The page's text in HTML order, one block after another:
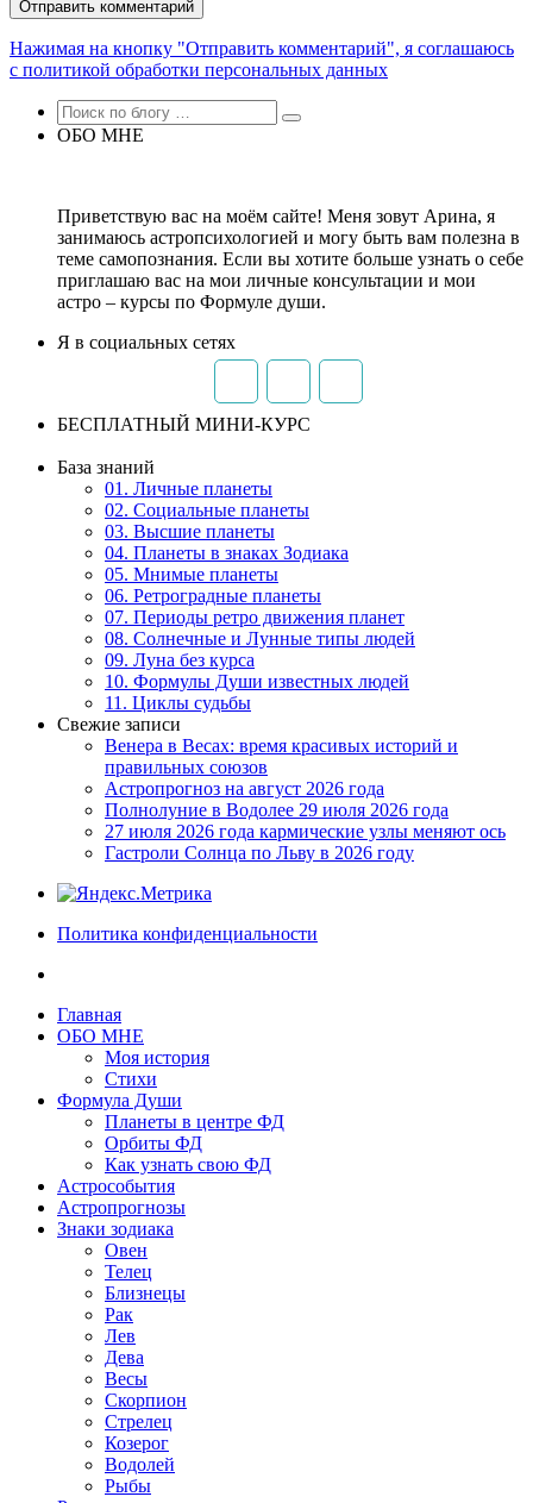
Нажимая на кнопку "Отправить комментарий", я соглашаюсь
с политикой обработки персональных данных
ОБО МНЕ
Приветствую вас на моём сайте! Меня зовут Арина, я
занимаюсь астропсихологией и могу быть вам полезна в
теме самопознания. Если вы хотите больше узнать о себе
приглашаю вас на мои личные консультации и мои
астро – курсы по Формуле души.
Я в социальных сетях
БЕСПЛАТНЫЙ МИНИ-КУРС
База знаний
01. Личные планеты
02. Социальные планеты
03. Высшие планеты
04. Планеты в знаках Зодиака
05. Мнимые планеты
06. Ретроградные планеты
07. Периоды ретро движения планет
08. Солнечные и Лунные типы людей
09. Луна без курса
10. Формулы Души известных людей
11. Циклы судьбы
Свежие записи
Венера в Весах: время красивых историй и
правильных союзов
Астропрогноз на август 2026 года
Полнолуние в Водолее 29 июля 2026 года
27 июля 2026 года кармические узлы меняют ось
Гастроли Солнца по Льву в 2026 году
Политика конфиденциальности
Главная
ОБО МНЕ
Моя история
Стихи
Формула Души
Планеты в центре ФД
Орбиты ФД
Как узнать свою ФД
Астрособытия
Астропрогнозы
Знаки зодиака
Овен
Телец
Близнецы
Рак
Лев
Дева
Весы
Скорпион
Стрелец
Козерог
Водолей
Рыбы